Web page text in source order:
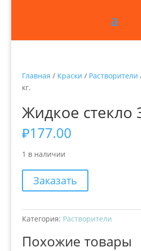
Главная / Краски / Растворители
кг.
Жидкое стекло
₽177.00
1 в наличии
Заказать
Категория: Растворители
Похожие товары